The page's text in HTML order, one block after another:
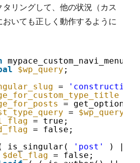
リングして、他の状況（カス
おいても正しく動作するように
mypace_custom_navi_menu(
$wp_query ;
= 'construction'
= get_option(
= $wp_query
= true;
= false;
is_singular( 'post'
) ||
$del_flag
= false;